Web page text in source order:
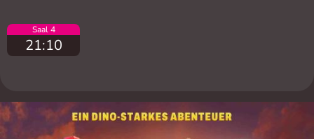
Saal 4
21:10